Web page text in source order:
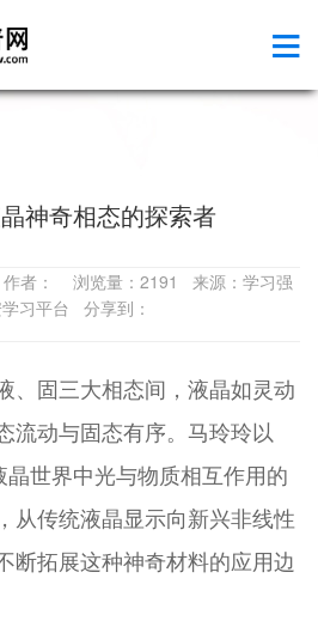
神奇相态的探索者
者： 浏览量：2191 来源：学习强
习平台 分享到：
、固三大相态间，液晶如灵动
流动与固态有序。马玲玲以
晶世界中光与物质相互作用的
从传统液晶显示向新兴非线性
断拓展这种神奇材料的应用边